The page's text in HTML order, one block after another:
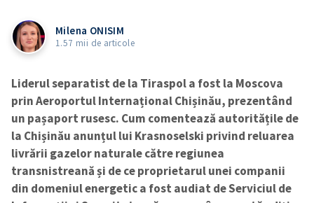
Milena ONISIM
1.57 mii de articole
Liderul separatist de la Tiraspol a fost la Moscova
prin Aeroportul Internațional Chișinău, prezentând
un pașaport rusesc. Cum comentează autoritățile de
la Chișinău anunțul lui Krasnoselski privind reluarea
livrării gazelor naturale către regiunea
transnistreană și de ce proprietarul unei companii
din domeniul energetic a fost audiat de Serviciul de